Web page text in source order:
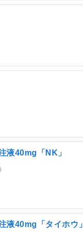
液40mg「NK」
液40mg「タイホウ」